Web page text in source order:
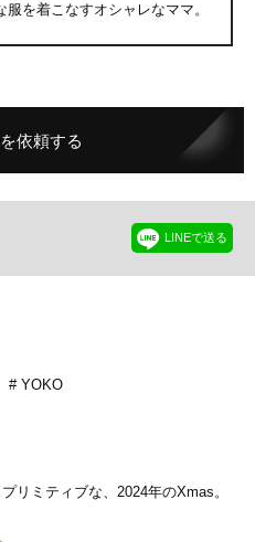
を着こなすオシャレなママ。
依頼する
LINEで送る
YOKO
リミティブな、2024年のXmas。